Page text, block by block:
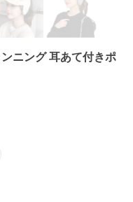
ニング 耳あて付きポ